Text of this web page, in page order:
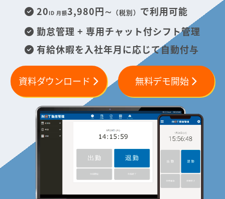
20 ID 月額3,980円∼ （税別） で利用可能
勤怠管理 + 専用チャット付シフト管理
有給休暇を入社年月に応じて自動付与
資料ダウンロード 無料デモ開始